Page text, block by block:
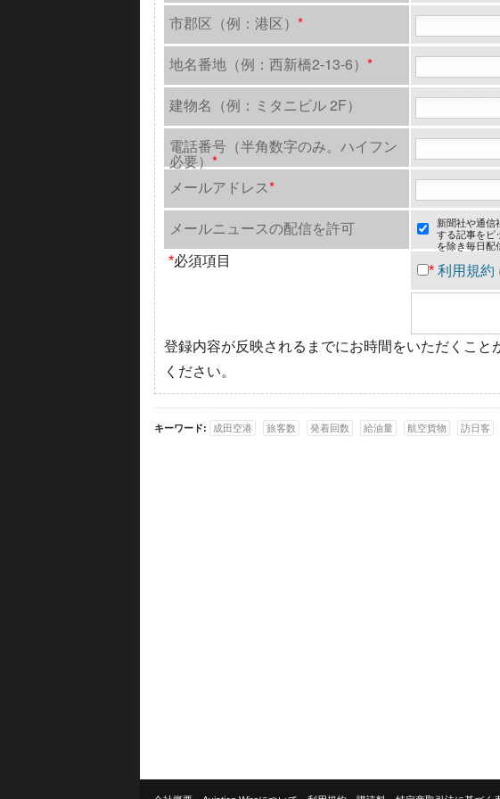
市郡区（例：港区） *
地名番地（例：西新橋2-13-6） *
建物名（例：ミタニビル 2F）
電話番号（半角数字のみ。ハイフン
必要） *
メールアドレス*
メールニュースの配信を許可
* 利用規約
*必須項目
新聞社や通信
する記事をピ
を除き毎日配
登録内容が反映されるまでにお時間をいただくこと
ください。
キーワード: 成田空港 旅客数 発着回数 給油量 航空貨物 訪日客